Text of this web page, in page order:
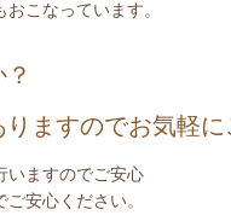
こなっています。
ますのでお気軽に
いますのでご安心
安心ください。